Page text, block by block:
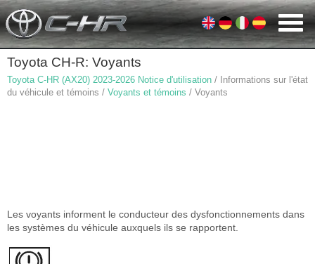
Toyota CH-R: Voyants
Toyota C-HR (AX20) 2023-2026 Notice d'utilisation / Informations sur l'état
du véhicule et témoins / Voyants et témoins / Voyants
Les voyants informent le conducteur des dysfonctionnements dans
les systèmes du véhicule auxquels ils se rapportent.